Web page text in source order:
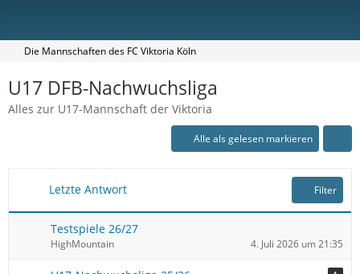
Die Mannschaften des FC Viktoria Köln
U17 DFB-Nachwuchsliga
Alles zur U17-Mannschaft der Viktoria
Alle als gelesen markieren
Letzte Antwort Filter
Testspiele 26/27
HighMountain 4. Juli 2026 um 21:35